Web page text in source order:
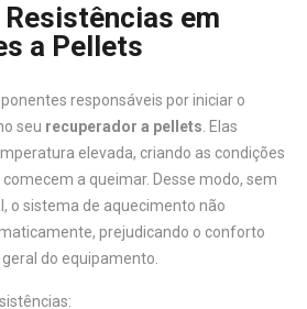
em
a Pellets
responsáveis por iniciar o
seu recuperador a pellets . Elas
elevada, criando as condições
a queimar. Desse modo, sem
o sistema de aquecimento não
prejudicando o conforto
do equipamento.